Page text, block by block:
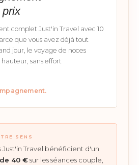
prix
complet Just'in Travel avec 10
que vous avez déjà tout
jour, le voyage de noces
sans effort
SENS
Just'in Travel bénéficient d'un
40 €sur les séances couple,